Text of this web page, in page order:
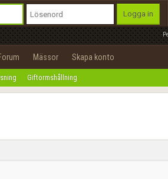
Logga in
Mässor Skapa konto
Giftormshållning